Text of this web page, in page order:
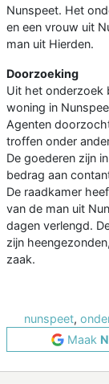
Nunspeet. Het
en een vrouw uit
man uit Hierden.
Doorzoeking
Uit het onderzoek
woning in
Agenten
troffen onder
De goederen zijn
bedrag aan
De raadkamer
van de man uit
dagen verlengd.
zijn
zaak.
nunspeet,
Maak